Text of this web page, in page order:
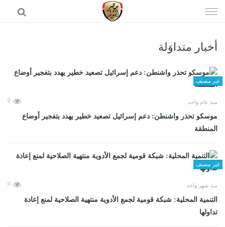
الى
أخبار متداوَلة
غير مصنف
منذ عام واحد 0
موسكو تحذر واشنطن: دعم إسرائيل تصعيد خطير يهدد بتفجير أوضاع
المنطقة
غير مصنف
منذ شهر واحد 0
التنمية المحلية: شبكة قومية لجمع الأدوية منتهية الصلاحية لمنع إعادة
تداولها